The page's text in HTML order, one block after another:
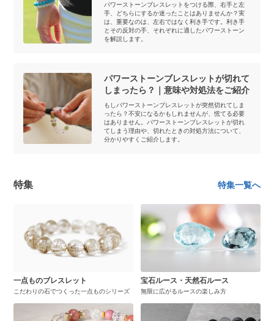
パワーストーンブレスレットをつける際、右手と左
手、どちらにするか迷ったことはありませんか？実
は、重要なのは、左右ではなく利き手です。利き手
とその反対の手、それぞれに適したパワーストーン
を解説します。
パワーストーンブレスレットが切れて
しまったら？｜意味や対処法をご紹介
もしパワーストーンブレスレットが突然切れてしま
ったら？不安になるかもしれませんが、慌てる必要
はありません。パワーストーンブレスレットが切れ
てしまう理由や、切れたときの対処方法について、
分かりやすくご紹介します。
特集 特集一覧へ
一点ものブレスレット
こだわりの石でつくった一点ものシリーズ
宝石ルース・天然石ルース
無限に広がるルースの楽しみ方